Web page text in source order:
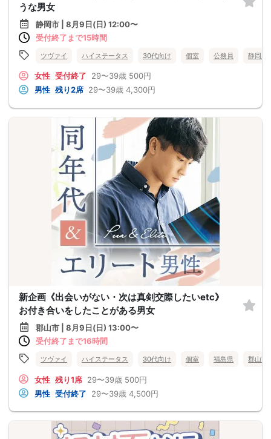
うな男女
静岡市 | 8月9日(日) 12:00〜
受付終了まで15時間
ツヴァイ ハイステータス 30代向け 個室 公務員 静岡県
女性 受付終了 29〜39歳 500円
男性 残り2席 29〜39歳 4,300円
新企画《出会いがない・次は真剣交際したいetc》
お付き合いをしたことがある男女
郡山市 | 8月9日(日) 13:00〜
受付終了まで16時間
ツヴァイ ハイステータス 30代向け 個室 福島県 郡山市
女性 残り1席 29〜39歳 500円
男性 受付終了 29〜39歳 4,500円